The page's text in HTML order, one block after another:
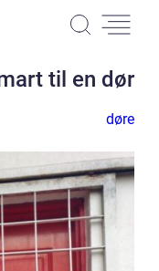
til en dør
døre